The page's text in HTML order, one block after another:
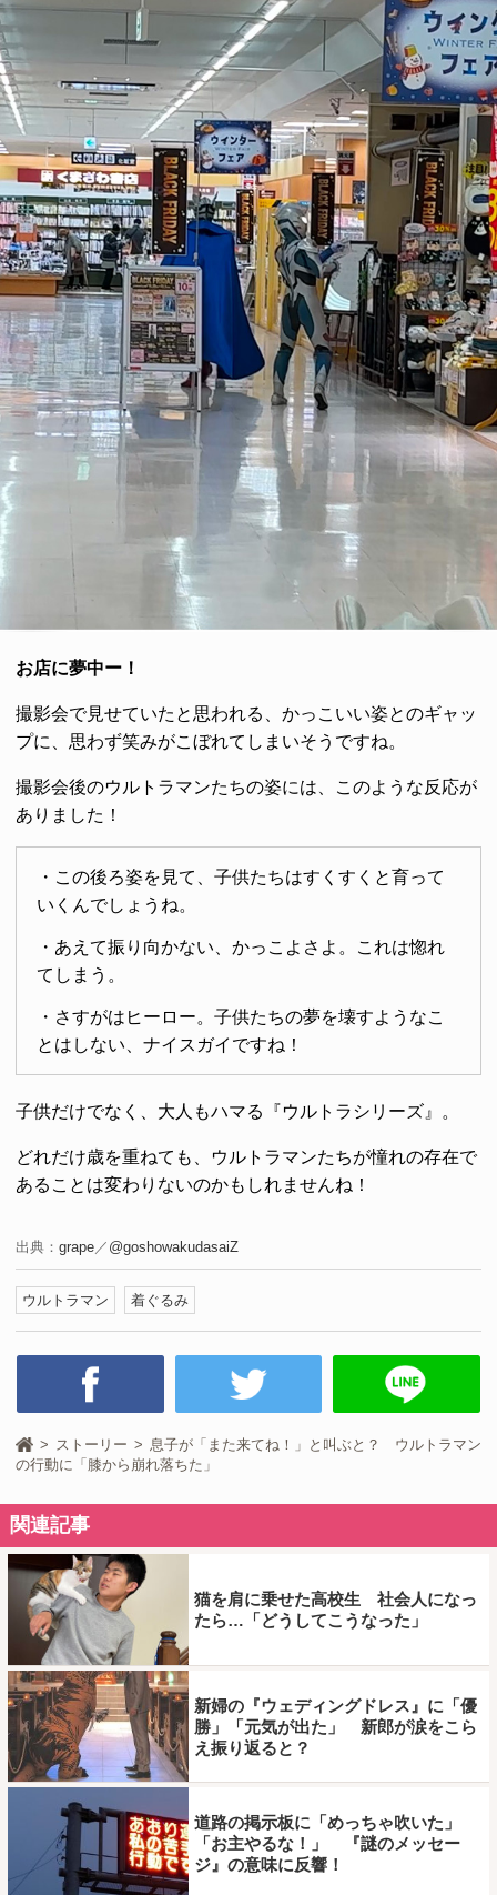
お店に夢中ー！
撮影会で見せていたと思われる、かっこいい姿とのギャッ
プに、思わず笑みがこぼれてしまいそうですね。
撮影会後のウルトラマンたちの姿には、このような反応が
ありました！
・この後ろ姿を見て、子供たちはすくすくと育って
いくんでしょうね。
・あえて振り向かない、かっこよさよ。これは惚れ
てしまう。
・さすがはヒーロー。子供たちの夢を壊すようなこ
とはしない、ナイスガイですね！
子供だけでなく、大人もハマる『ウルトラシリーズ』。
どれだけ歳を重ねても、ウルトラマンたちが憧れの存在で
あることは変わりないのかもしれませんね！
出典： grape／ @goshowakudasaiZ
ウルトラマン 着ぐるみ
ストーリー
息子が「また来てね！」と叫ぶと？ ウルトラマン
の行動に「膝から崩れ落ちた」
関連記事
猫を肩に乗せた高校生 社会人になっ
たら…「どうしてこうなった」
新婦の『ウェディングドレス』に「優
勝」「元気が出た」 新郎が涙をこら
え振り返ると？
道路の掲示板に「めっちゃ吹いた」
「お主やるな！」 『謎のメッセー
ジ』の意味に反響！